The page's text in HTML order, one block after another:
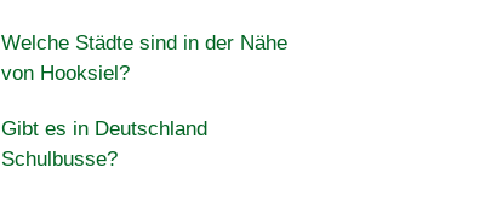
Welche Städte sind in der Nähe
von Hooksiel?
Gibt es in Deutschland
Schulbusse?